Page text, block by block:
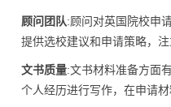
顾问团队:顾问对英国院校申
提供选校建议和申请策略，注
文书质量:文书材料准备方面
个人经历进行写作，在申请